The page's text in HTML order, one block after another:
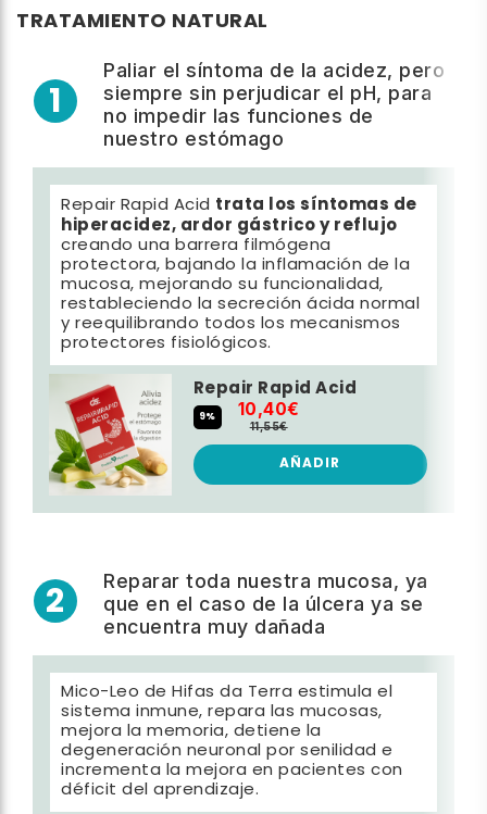
TRATAMIENTO NATURAL
1
Paliar el síntoma de la acidez, pero
siempre sin perjudicar el pH, para
no impedir las funciones de
nuestro estómago
Repair Rapid Acid trata los síntomas de
hiperacidez, ardor gástrico y reflujo
creando una barrera filmógena
protectora, bajando la inflamación de la
mucosa, mejorando su funcionalidad,
restableciendo la secreción ácida normal
y reequilibrando todos los mecanismos
protectores fisiológicos.
Repair Rapid Acid
9% 10,40€
11,55€
AÑADIR
2
Reparar toda nuestra mucosa, ya
que en el caso de la úlcera ya se
encuentra muy dañada
Mico-Leo de Hifas da Terra estimula el
sistema inmune, repara las mucosas,
mejora la memoria, detiene la
degeneración neuronal por senilidad e
incrementa la mejora en pacientes con
déficit del aprendizaje.